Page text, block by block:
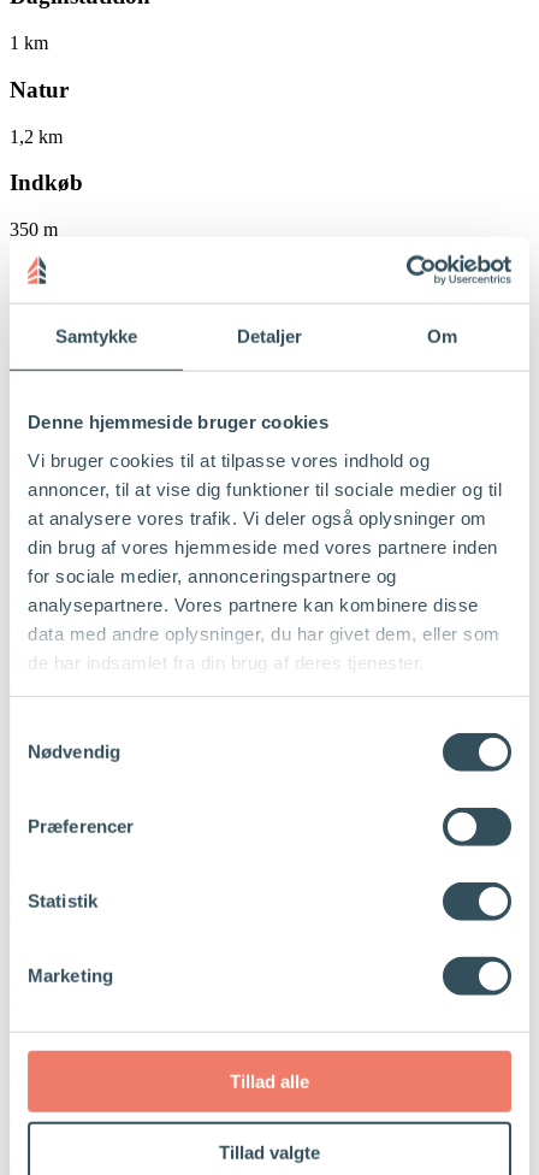
Samtykke Detaljer Om
Denne hjemmeside bruger cookies
Vi bruger cookies til at tilpasse vores indhold og
annoncer, til at vise dig funktioner til sociale medier og til
at analysere vores trafik. Vi deler også oplysninger om
din brug af vores hjemmeside med vores partnere inden
for sociale medier, annonceringspartnere og
analysepartnere. Vores partnere kan kombinere disse
data med andre oplysninger, du har givet dem, eller som
de har indsamlet fra din brug af deres tjenester.
Nødvendig
Præferencer
Statistik
Marketing
Tillad alle
Tillad valgte
1 km
Natur
1,2 km
Indkøb
350 m
Parkering
Fitness
1,4 km
Frisør
400 m
Om området
Den centrale placering tæt ved skole, indkøb, offentlig transport og
den korte afstand til centrum gør det muligt at tage del i det
summende byliv som restauranter, shopping og en bred vifte af
kulturtilbud.
NæsteAnkergade 1/Skibhusvej 224B
Læs mere